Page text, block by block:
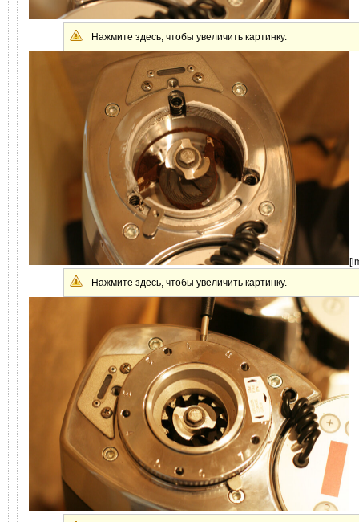
Нажмите здесь, чтобы увеличить картинку.
Нажмите здесь, чтобы увеличить картинку.